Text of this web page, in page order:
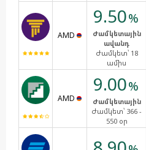
AMD
9.50%
Ժամկետային
ավանդ
Ժամկետ՝18
ամիս
AMD
9.00%
Ժամկետային
Ժամկետ՝ 366 -
550 օր